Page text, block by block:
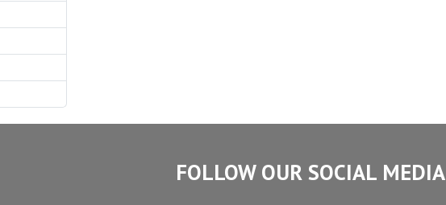
FOLLOW OUR SOCIAL MEDIA